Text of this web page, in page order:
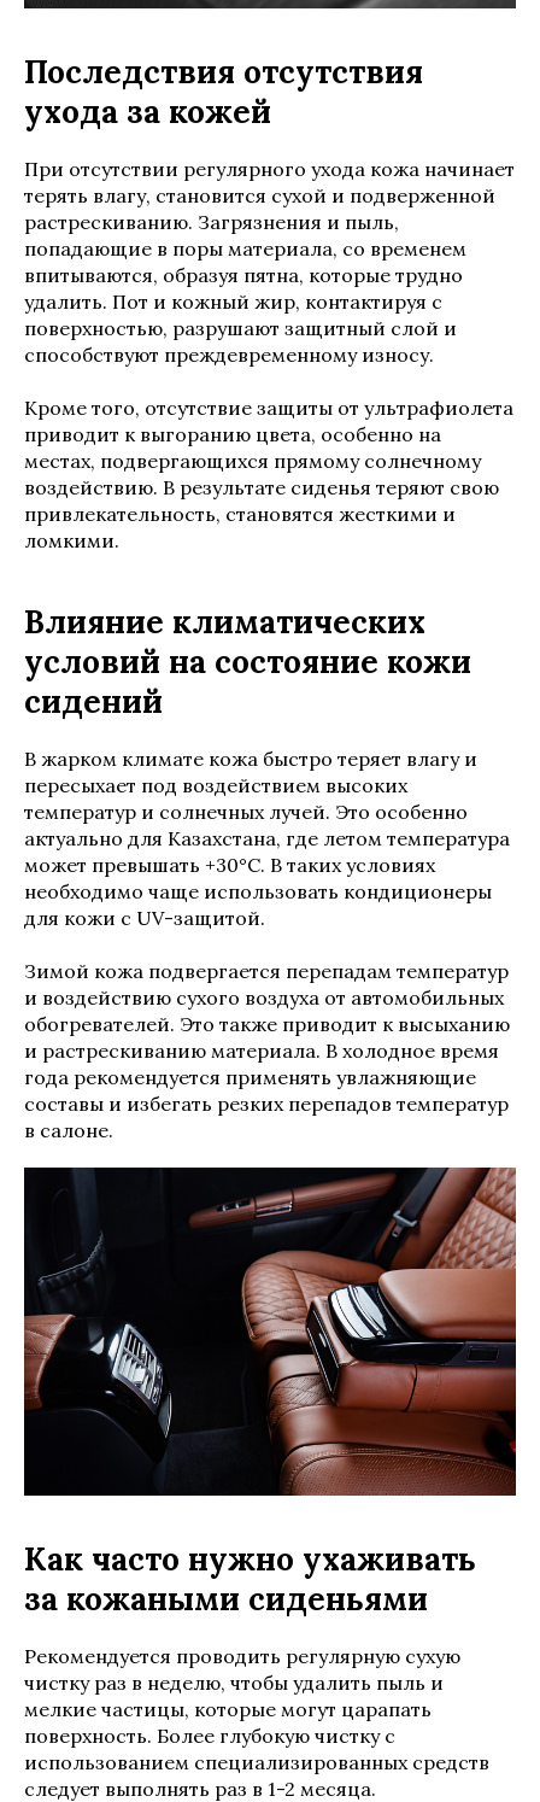
Последствия отсутствия
ухода за кожей
При отсутствии регулярного ухода кожа начинает
терять влагу, становится сухой и подверженной
растрескиванию. Загрязнения и пыль,
попадающие в поры материала, со временем
впитываются, образуя пятна, которые трудно
удалить. Пот и кожный жир, контактируя с
поверхностью, разрушают защитный слой и
способствуют преждевременному износу.
Кроме того, отсутствие защиты от ультрафиолета
приводит к выгоранию цвета, особенно на
местах, подвергающихся прямому солнечному
воздействию. В результате сиденья теряют свою
привлекательность, становятся жесткими и
ломкими.
Влияние климатических
условий на состояние кожи
сидений
В жарком климате кожа быстро теряет влагу и
пересыхает под воздействием высоких
температур и солнечных лучей. Это особенно
актуально для Казахстана, где летом температура
может превышать +30°C. В таких условиях
необходимо чаще использовать кондиционеры
для кожи с UV-защитой.
Зимой кожа подвергается перепадам температур
и воздействию сухого воздуха от автомобильных
обогревателей. Это также приводит к высыханию
и растрескиванию материала. В холодное время
года рекомендуется применять увлажняющие
составы и избегать резких перепадов температур
в салоне.
Как часто нужно ухаживать
за кожаными сиденьями
Рекомендуется проводить регулярную сухую
чистку раз в неделю, чтобы удалить пыль и
мелкие частицы, которые могут царапать
поверхность. Более глубокую чистку с
использованием специализированных средств
следует выполнять раз в 1-2 месяца.